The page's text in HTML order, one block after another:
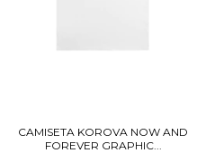
CAMISETA KOROVA NOW AND
FOREVER GRAPHIC...